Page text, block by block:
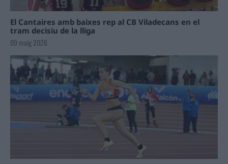
El Cantaires amb baixes rep al CB Viladecans en el
tram decisiu de la lliga
09 maig 2026